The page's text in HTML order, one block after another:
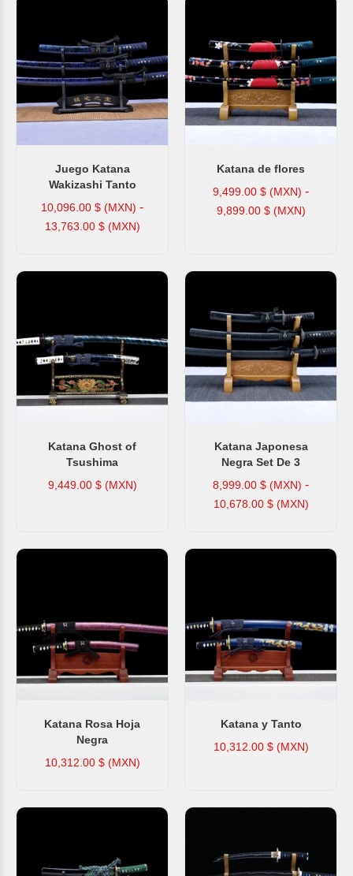
Juego Katana
Wakizashi Tanto
10,096.00 $ (MXN) -
13,763.00 $ (MXN)
Katana de flores
9,499.00 $ (MXN) -
9,899.00 $ (MXN)
Katana Ghost of
Tsushima
9,449.00 $ (MXN)
Katana Japonesa
Negra Set De 3
8,999.00 $ (MXN) -
10,678.00 $ (MXN)
Katana Rosa Hoja
Negra
10,312.00 $ (MXN)
Katana y Tanto
10,312.00 $ (MXN)